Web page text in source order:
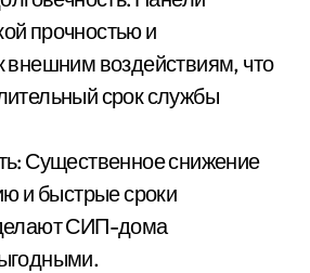
прочностью и
внешним воздействиям, что
срок службы
Существенное снижение
и быстрые сроки
СИП-дома